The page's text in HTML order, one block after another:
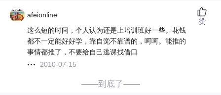
afeionline
这么短的时间，个人认为还是上培训班好一些。花钱
都不一定能好好学，靠自觉不靠谱的，呵呵。能推的
事情都推了，不要给自己逃课找借口
2010-07-15
赞
——到底了——